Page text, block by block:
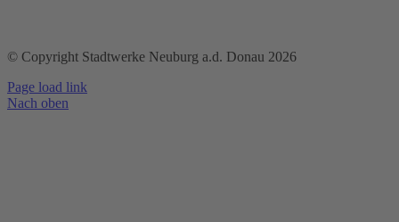
© Copyright Stadtwerke Neuburg a.d. Donau 2026
Page load link
Nach oben